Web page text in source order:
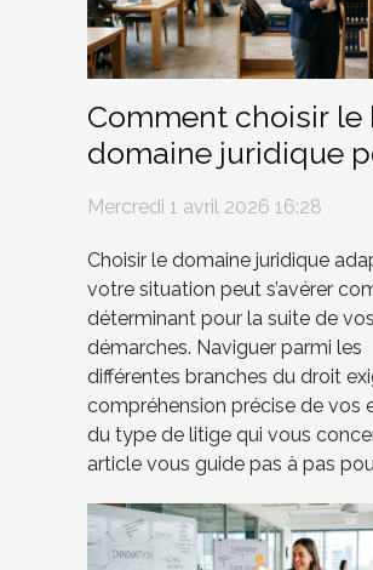
Comment choisir le
domaine juridique
votre situation ?
Mercredi 1 avril 2026 16:28
Choisir le domaine juridique
votre situation peut s’avérer
déterminant pour la suite de vos
démarches. Naviguer parmi les
différentes branches du droit
compréhension précise de vos
du type de litige qui vous
article vous guide pas à pas